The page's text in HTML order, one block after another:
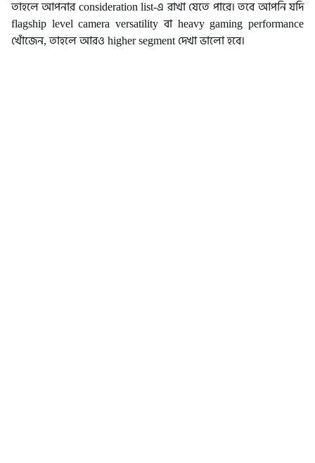
তাহলে আপনার consideration list-এ রাখা যেতে পারে। তবে আপনি যদি
flagship level camera versatility বা heavy gaming performance
খোঁজেন, তাহলে আরও higher segment দেখা ভালো হবে।